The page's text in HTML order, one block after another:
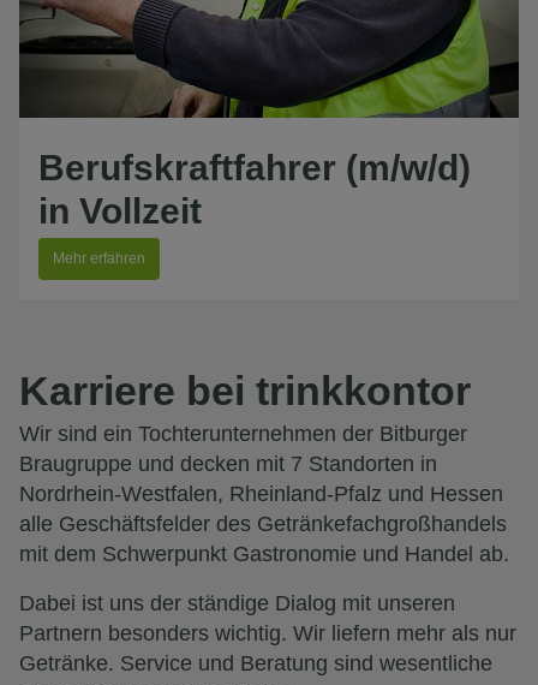
Berufskraftfahrer (m/w/d)
in Vollzeit
Mehr erfahren
Karriere bei trinkkontor
Wir sind ein Tochterunternehmen der Bitburger
Braugruppe und decken mit 7 Standorten in
Nordrhein-Westfalen, Rheinland-Pfalz und Hessen
alle Geschäftsfelder des Getränkefachgroßhandels
mit dem Schwerpunkt Gastronomie und Handel ab.
Dabei ist uns der ständige Dialog mit unseren
Partnern besonders wichtig. Wir liefern mehr als nur
Getränke. Service und Beratung sind wesentliche